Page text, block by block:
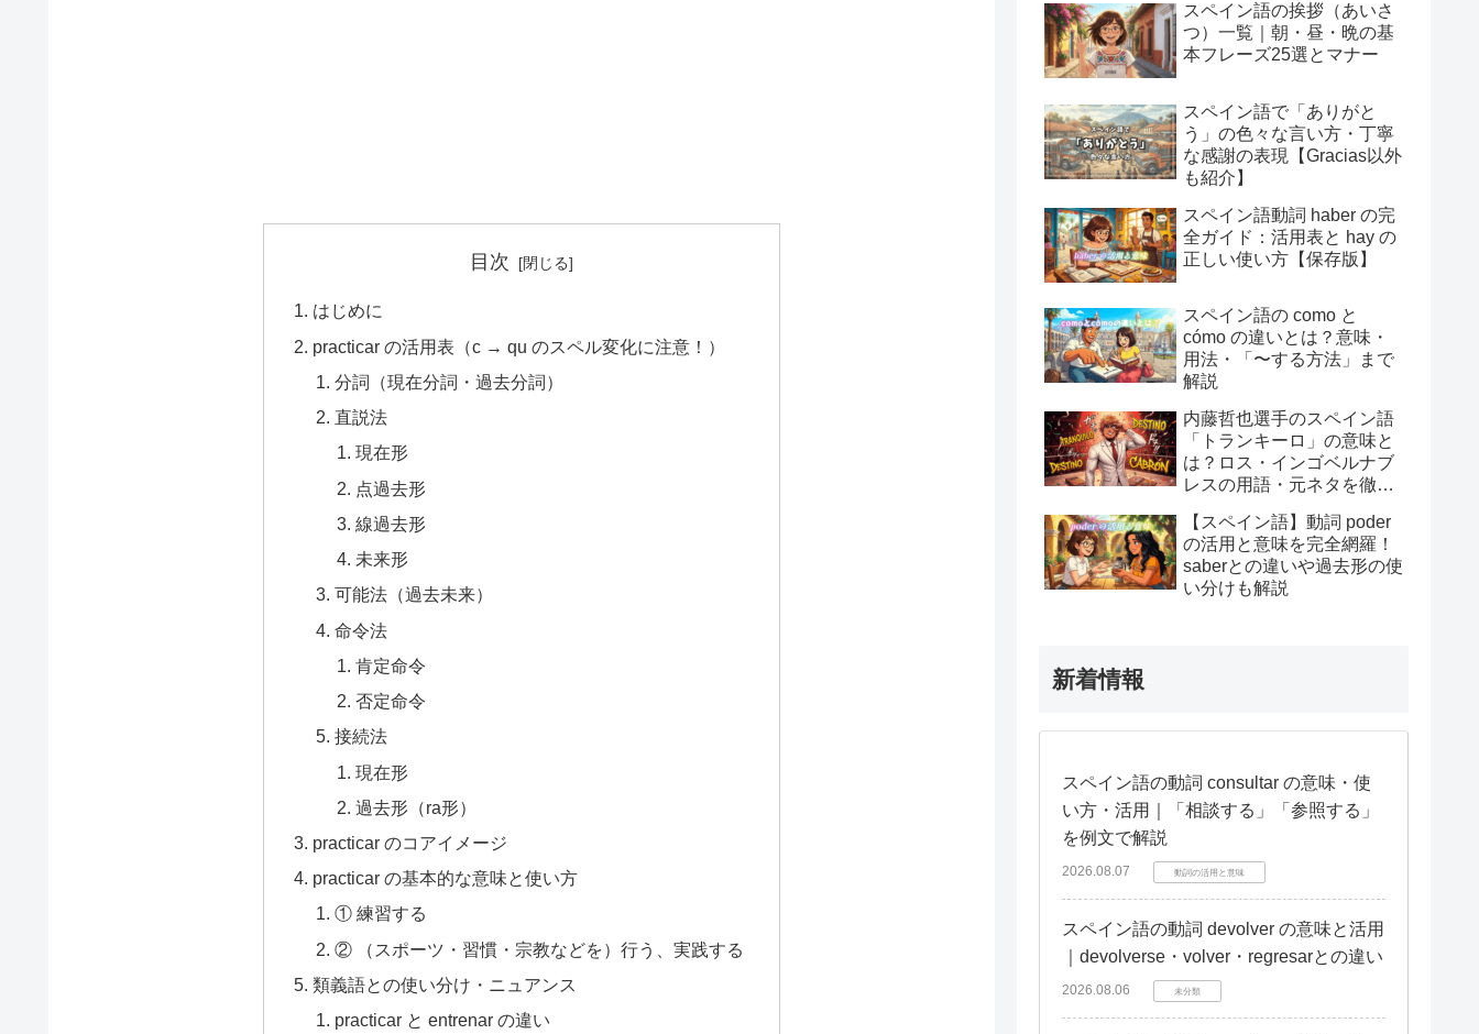
目次
はじめに
practicar の活用表（c → qu のスペル変化に注意！）
分詞（現在分詞・過去分詞）
直説法
現在形
点過去形
線過去形
未来形
可能法（過去未来）
命令法
肯定命令
否定命令
接続法
現在形
過去形（ra形）
practicar のコアイメージ
practicar の基本的な意味と使い方
① 練習する
② （スポーツ・習慣・宗教などを）行う、実践する
類義語との使い分け・ニュアンス
practicar と entrenar の違い
スペイン語の挨拶（あいさ
つ）一覧｜朝・昼・晩の基
本フレーズ25選とマナー
スペイン語で「ありがと
う」の色々な言い方・丁寧
な感謝の表現【Gracias以外
も紹介】
スペイン語動詞 haber の完
全ガイド：活用表と hay の
正しい使い方【保存版】
スペイン語の como と
cómo の違いとは？意味・
用法・「〜する方法」まで
解説
内藤哲也選手のスペイン語
「トランキーロ」の意味と
は？ロス・インゴベルナブ
レスの用語・元ネタを徹底
【スペイン語】動詞 poder
の活用と意味を完全網羅！
saberとの違いや過去形の使
い分けも解説
新着情報
スペイン語の動詞 consultar の意味・使
い方・活用｜「相談する」「参照する」
を例文で解説
2026.08.07 動詞の活用と意味
スペイン語の動詞 devolver の意味と活用
｜devolverse・volver・regresarとの違い
2026.08.06 未分類